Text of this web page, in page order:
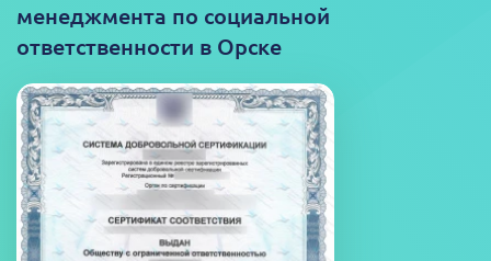
менеджмента по социальной
ответственности в Орске